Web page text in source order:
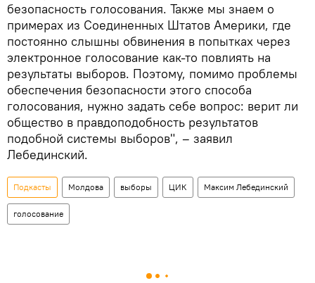
безопасность голосования. Также мы знаем о
примерах из Соединенных Штатов Америки, где
постоянно слышны обвинения в попытках через
электронное голосование как-то повлиять на
результаты выборов. Поэтому, помимо проблемы
обеспечения безопасности этого способа
голосования, нужно задать себе вопрос: верит ли
общество в правдоподобность результатов
подобной системы выборов", – заявил
Лебединский.
Подкасты Молдова выборы ЦИК Максим Лебединский
голосование